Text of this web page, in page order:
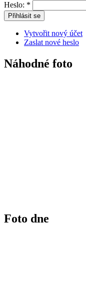
Heslo: *
Vytvořit nový účet
Zaslat nové heslo
Náhodné foto
Foto dne